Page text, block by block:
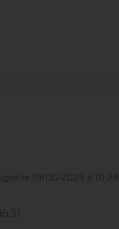
le 19/06/2025 à 10:28